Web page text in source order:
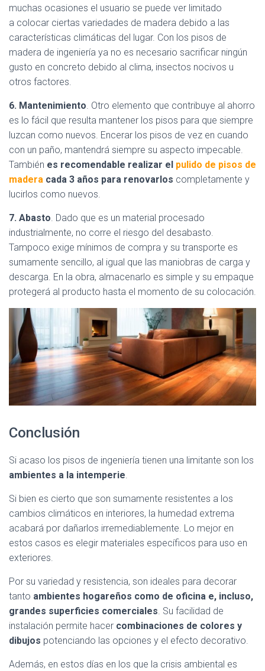
muchas ocasiones el usuario se puede ver limitado
a colocar ciertas variedades de madera debido a las
características climáticas del lugar. Con los pisos de
madera de ingeniería ya no es necesario sacrificar ningún
gusto en concreto debido al clima, insectos nocivos u
otros factores.
6. Mantenimiento. Otro elemento que contribuye al ahorro
es lo fácil que resulta mantener los pisos para que siempre
luzcan como nuevos. Encerar los pisos de vez en cuando
con un paño, mantendrá siempre su aspecto impecable.
También es recomendable realizar el pulido de pisos de
madera cada 3 años para renovarlos completamente y
lucirlos como nuevos.
7. Abasto. Dado que es un material procesado
industrialmente, no corre el riesgo del desabasto.
Tampoco exige mínimos de compra y su transporte es
sumamente sencillo, al igual que las maniobras de carga y
descarga. En la obra, almacenarlo es simple y su empaque
protegerá al producto hasta el momento de su colocación.
Conclusión
Si acaso los pisos de ingeniería tienen una limitante son los
ambientes a la intemperie.
Si bien es cierto que son sumamente resistentes a los
cambios climáticos en interiores, la humedad extrema
acabará por dañarlos irremediablemente. Lo mejor en
estos casos es elegir materiales específicos para uso en
exteriores.
Por su variedad y resistencia, son ideales para decorar
tanto ambientes hogareños como de oficina e, incluso,
grandes superficies comerciales. Su facilidad de
instalación permite hacer combinaciones de colores y
dibujos potenciando las opciones y el efecto decorativo.
Además, en estos días en los que la crisis ambiental es